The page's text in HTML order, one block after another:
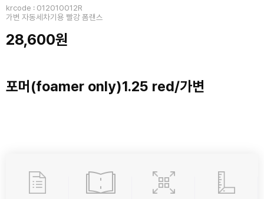
krcode : 012010012R
가변 자동세차기용 빨강 폼랜스
28,600원
포머(foamer only)1.25 red/가변